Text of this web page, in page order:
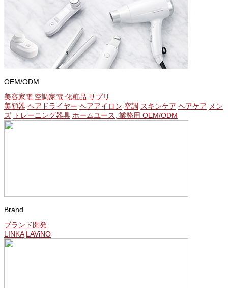
OEM/ODM
美容家電 空調家電 化粧品 サプリ
美顔器 ヘアドライヤー ヘアアイロン 空調 スキンケア ヘアケア メン
ズ トレーニング器具 ホームユース, 業務用 OEM/ODM
Brand
ブランド開発
LINKA LAViNO